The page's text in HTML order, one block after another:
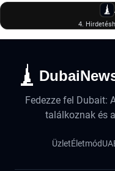
4.
Fedezze fel Dubait:
találkoznak és
ÜzletÉletmód